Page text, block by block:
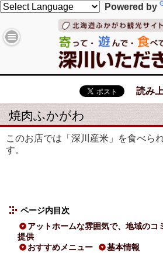
Powered by
読み
焼肉ふかがわ
このお店では「深川産米」を食べら
す。
ページ内目次
アットホームな雰囲気で、地域のコ
提供
おすすめメニュー
基本情報